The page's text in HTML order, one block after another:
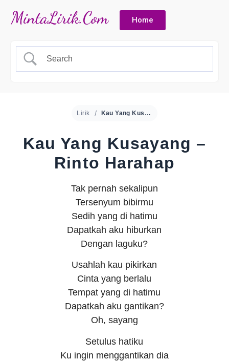
Home
Lirik Kau Yang Kusayang – Rinto Harahap
Kau Yang Kusayang –
Rinto Harahap
Tak pernah sekalipun
Tersenyum bibirmu
Sedih yang di hatimu
Dapatkah aku hiburkan
Dengan laguku?
Usahlah kau pikirkan
Cinta yang berlalu
Tempat yang di hatimu
Dapatkah aku gantikan?
Oh, sayang
Setulus hatiku
Ku ingin menggantikan dia